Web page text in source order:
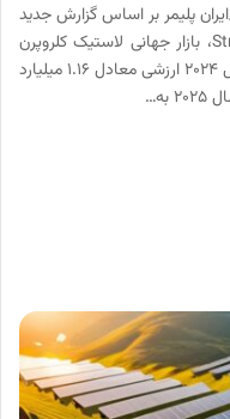
پلیمر بر اساس گزارش جدید
منتشر‌شده توسط Straits Research، بازار جهانی لاستیک کلروپرن
(Chloroprene Rubber) که در سال ۲۰۲۴ ارزشی معادل ۱.۱۶ میلیارد